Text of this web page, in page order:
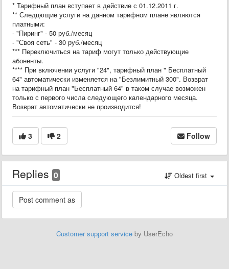
* Тарифный план вступает в действие с 01.12.2011 г.
** Следцющие услуги на данном тарифном плане являются
платными:
- "Пиринг" - 50 руб./месяц
- "Своя сеть" - 30 руб./месяц
*** Переключиться на тариф могут только действующие
абоненты.
**** При включении услуги "24", тарифный план " Бесплатный
64" автоматически изменяется на "Безлимитный 300". Возврат
на тарифный план "Бесплатный 64" в таком случае возможен
только с первого числа следующего календарного месяца.
Возврат автоматически не производится!
3 2 Follow
Replies 0 Oldest first
Customer support service by UserEcho